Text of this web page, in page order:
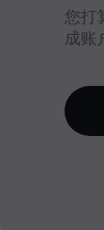
您打
成账